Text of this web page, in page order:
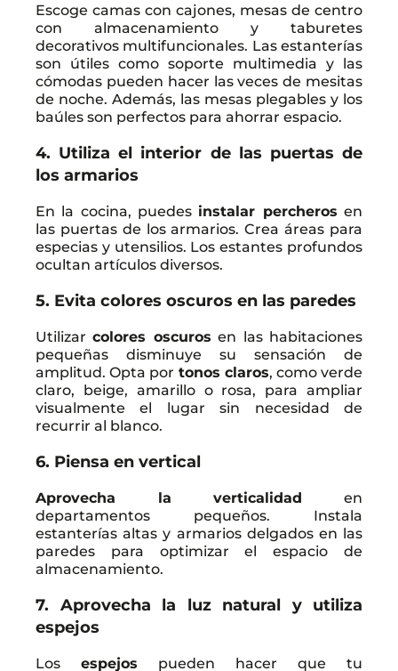
Escoge camas con cajones, mesas de centro
con almacenamiento y taburetes
decorativos multifuncionales. Las estanterías
son útiles como soporte multimedia y las
cómodas pueden hacer las veces de mesitas
de noche. Además, las mesas plegables y los
baúles son perfectos para ahorrar espacio.
4. Utiliza el interior de las puertas de
los armarios
En la cocina, puedes instalar percheros en
las puertas de los armarios. Crea áreas para
especias y utensilios. Los estantes profundos
ocultan artículos diversos.
5. Evita colores oscuros en las paredes
Utilizarcolores oscuros en las habitaciones
pequeñas disminuye su sensación de
amplitud. Opta por tonos claros, como verde
claro, beige, amarillo o rosa, para ampliar
visualmente el lugar sin necesidad de
recurrir al blanco.
6. Piensa en vertical
Aprovecha la verticalidad en
departamentos pequeños. Instala
estanterías altas y armarios delgados en las
paredes para optimizar el espacio de
almacenamiento.
7. Aprovecha la luz natural y utiliza
espejos
Los espejos pueden hacer que tu